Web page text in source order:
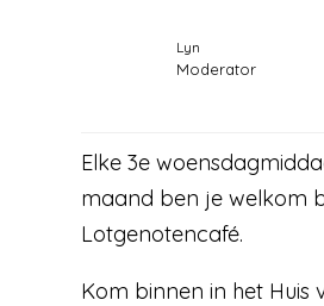
Lyn
Moderator
Elke 3e
maand ben je welkom
Lotgenotencafé.
Kom binnen in het Huis